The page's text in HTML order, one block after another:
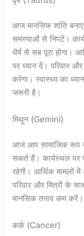
आज मानसिक शांति
समस्याओं से निपटें।
धैर्य से सब पूरा होगा।
पर ध्यान दें। परिवार
करेगा। स्वास्थ्य का
जरूरी है।
मिथुन (Gemini)
आज आप सामाजिक रूप
सकते हैं। कार्यस्थल पर
रहेगी। आर्थिक मामलों
परिवार और मित्रों के
मानसिक तनाव कम करें।
कर्क (Cancer)